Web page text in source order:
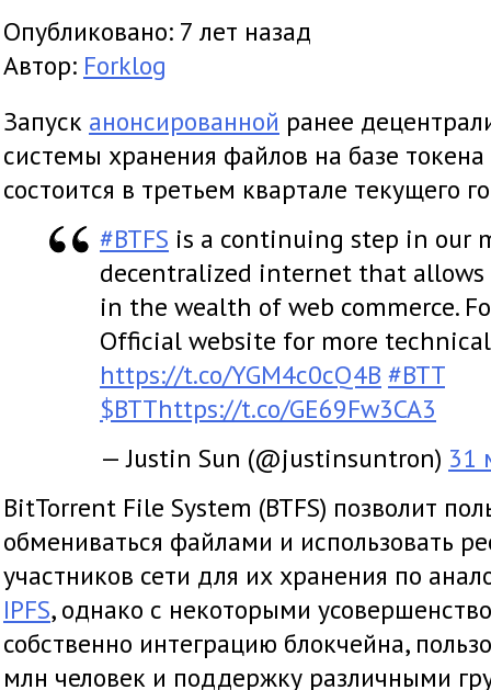
Опубликовано: 7 лет назад
Автор: Forklog
Запуск анонсированной ранее
системы хранения файлов на базе
состоится в третьем квартале текущего
#BTFS is a continuing step in our
decentralized internet that allows
in the wealth of web commerce.
Official website for more technical
https://t.co/YGM4c0cQ4B #BTT
$BTThttps://t.co/GE69Fw3CA3
— Justin Sun (@justinsuntron) 31
BitTorrent File System (BTFS) позволит
обмениваться файлами и использовать
участников сети для их хранения по
IPFS, однако с некоторыми
собственно интеграцию блокчейна,
млн человек и поддержку различными